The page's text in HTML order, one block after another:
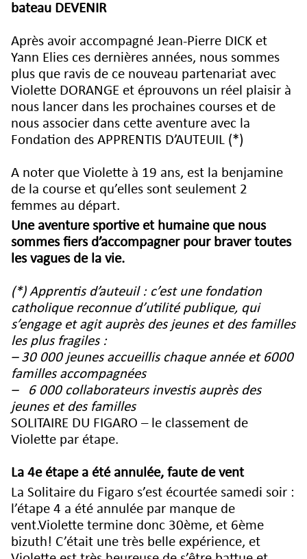
bateau DEVENIR
Après avoir accompagné Jean-Pierre DICK et
Yann Elies ces dernières années, nous sommes
plus que ravis de ce nouveau partenariat avec
Violette DORANGE et éprouvons un réel plaisir à
nous lancer dans les prochaines courses et de
nous associer dans cette aventure avec la
Fondation des APPRENTIS D’AUTEUIL (*)
A noter que Violette à 19 ans, est la benjamine
de la course et qu’elles sont seulement 2
femmes au départ.
Une aventure sportive et humaine que nous
sommes fiers d’accompagner pour braver toutes
les vagues de la vie.
(*) Apprentis d’auteuil: c’est une fondation
catholique reconnue d’utilité publique, qui
s’engage et agit auprès des jeunes et des familles
les plus fragiles :
– 30 000 jeunes accueillis chaque année et 6000
familles accompagnées
– 6 000 collaborateurs investis auprès des
jeunes et des familles
SOLITAIRE DU FIGARO – le classement de
Violette par étape.
La 4e étape a été annulée, faute de vent
La Solitaire du Figaro s’est écourtée samedi soir :
l’étape 4 a été annulée par manque de
vent.Violette termine donc 30ème, et 6ème
bizuth! C’était une très belle expérience, et